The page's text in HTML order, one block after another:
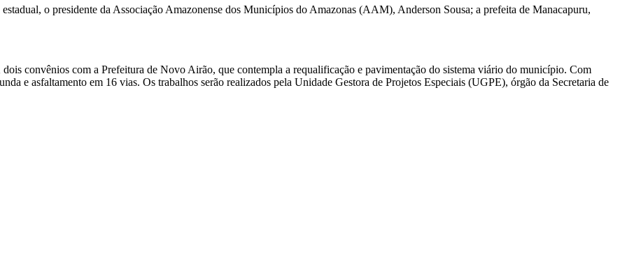
o presidente da Associação Amazonense dos Municípios do Amazonas (AAM), Anderson Sousa; a prefeita de Manacapuru,
convênios com a Prefeitura de Novo Airão, que contempla a requalificação e pavimentação do sistema viário do município. Com
e asfaltamento em 16 vias. Os trabalhos serão realizados pela Unidade Gestora de Projetos Especiais (UGPE), órgão da Secretaria de